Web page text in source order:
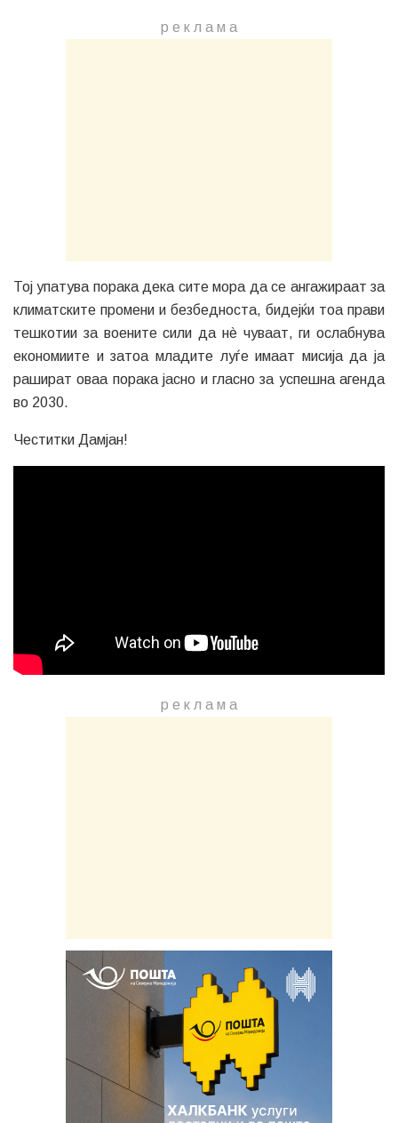
р е к л а м a
Тој упатува порака дека сите мора да се ангажираат за
климатските промени и безбедноста, бидејќи тоа прави
тешкотии за воените сили да нè чуваат, ги ослабнува
економиите и затоа младите луѓе имаат мисија да ја
рашират оваа порака јасно и гласно за успешна агенда
во 2030.
Честитки Дамјан!
р е к л а м a